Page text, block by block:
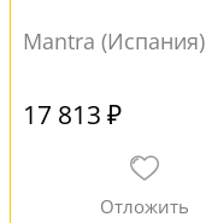
Mantra (Испания)
17 813 ₽